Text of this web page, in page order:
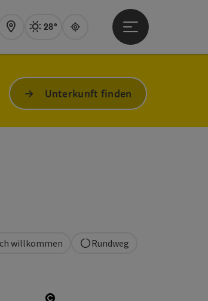
Karte Aktuelles WetterAttersee, sonnig
28°
Guide
Hauptmenü öffnen
Unterkunft finden
willkommen Rundweg